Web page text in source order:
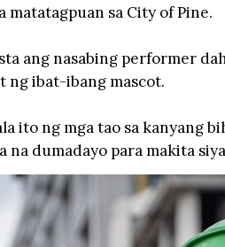
matatagpuan sa City of Pine.
ang nasabing performer
ng ibat-ibang mascot.
ito ng mga tao sa kanyang
na dumadayo para makita